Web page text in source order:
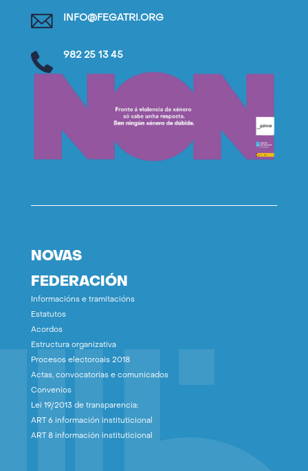
INFO@FEGATRI.ORG
982 25 13 45
NOVAS
FEDERACIÓN
Informacións e tramitacións
Estatutos
Acordos
Estructura organizativa
Procesos electoroais 2018
Actas, convocatorias e comunicados
Convenios
Lei 19/2013 de transparencia:
ART 6 información instituticional
ART 8 información instituticional